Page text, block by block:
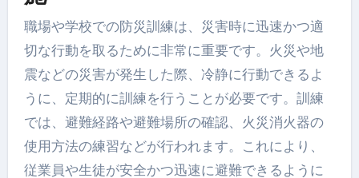
職場や学校での防災訓練は、災害時に迅速かつ適
切な行動を取るために非常に重要です。火災や地
震などの災害が発生した際、冷静に行動できるよ
うに、定期的に訓練を行うことが必要です。訓練
では、避難経路や避難場所の確認、火災消火器の
使用方法の練習などが行われます。これにより、
従業員や生徒が安全かつ迅速に避難できるように